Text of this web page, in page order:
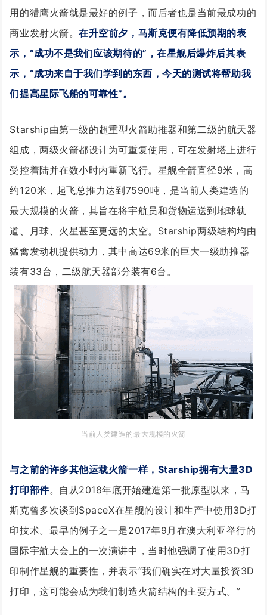
用的猎鹰火箭就是最好的例子，而后者也是当前最成功的
商业发射火箭。在升空前夕，马斯克便有降低预期的表
示，“成功不是我们应该期待的”，在星舰后爆炸后其表
示，“成功来自于我们学到的东西，今天的测试将帮助我
们提高星际飞船的可靠性”。
Starship由第一级的超重型火箭助推器和第二级的航天器
组成，两级火箭都设计为可重复使用，可在发射塔上进行
受控着陆并在数小时内重新飞行。星舰全箭直径9米，高
约120米，起飞总推力达到7590吨，是当前人类建造的
最大规模的火箭，其旨在将宇航员和货物运送到地球轨
道、月球、火星甚至更远的太空。Starship两级结构均由
猛禽发动机提供动力，其中高达69米的巨大一级助推器
装有33台，二级航天器部分装有6台。
当前人类建造的最大规模的火箭
与之前的许多其他运载火箭一样，Starship拥有大量3D
打印部件。自从2018年底开始建造第一批原型以来，马
斯克曾多次谈到SpaceX在星舰的设计和生产中使用3D打
印技术。最早的例子之一是2017年9月在澳大利亚举行的
国际宇航大会上的一次演讲中，当时他强调了使用3D打
印制作星舰的重要性，并表示“我们确实在对大量投资3D
打印，这可能会成为我们制造火箭结构的主要方式。”